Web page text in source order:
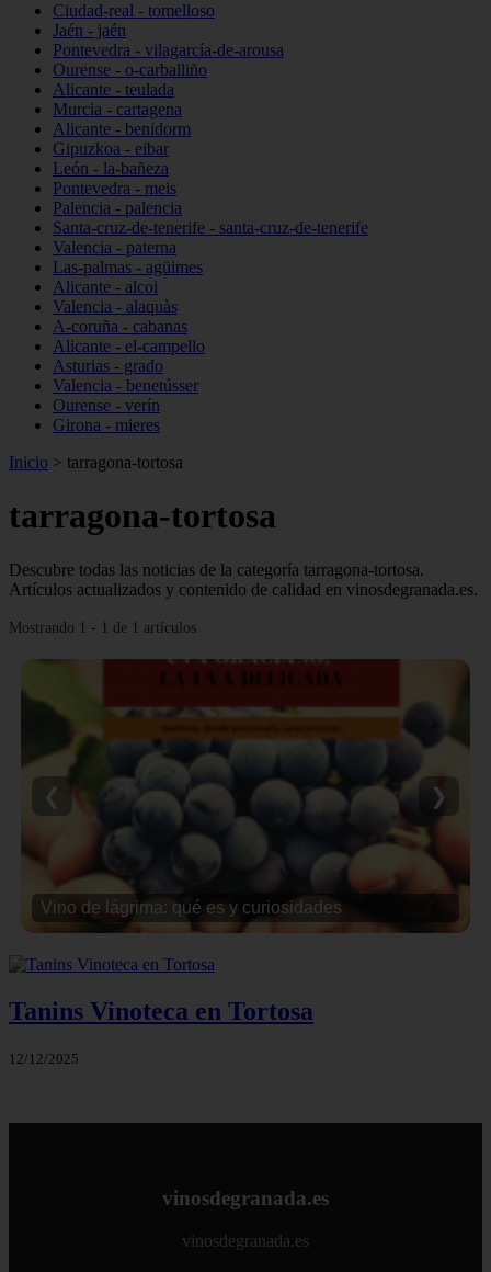
Ciudad-real - tomelloso
Jaén - jaén
Pontevedra - vilagarcía-de-arousa
Ourense - o-carballiño
Alicante - teulada
Murcia - cartagena
Alicante - benidorm
Gipuzkoa - eibar
León - la-bañeza
Pontevedra - meis
Palencia - palencia
Santa-cruz-de-tenerife - santa-cruz-de-tenerife
Valencia - paterna
Las-palmas - agüimes
Alicante - alcoi
Valencia - alaquàs
A-coruña - cabanas
Alicante - el-campello
Asturias - grado
Valencia - benetússer
Ourense - verín
Girona - mieres
Inicio > tarragona-tortosa
tarragona-tortosa
Descubre todas las noticias de la categoría tarragona-tortosa.
Artículos actualizados y contenido de calidad en vinosdegranada.es.
Mostrando 1 - 1 de 1 artículos
Vino de lágrima: qué es y curiosidades
❮ ❯
Tanins Vinoteca en Tortosa
12/12/2025
vinosdegranada.es
vinosdegranada.es